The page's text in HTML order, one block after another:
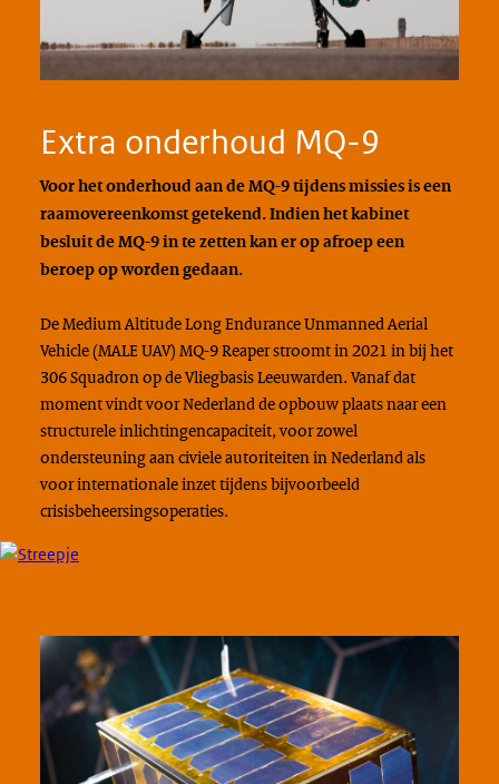
Extra onderhoud MQ-9
Voor het onderhoud aan de MQ-9 tijdens missies is een
raamovereenkomst getekend. Indien het kabinet
besluit de MQ-9 in te zetten kan er op afroep een
beroep op worden gedaan.
De Medium Altitude Long Endurance Unmanned Aerial
Vehicle (MALE UAV) MQ-9 Reaper stroomt in 2021 in bij het
306 Squadron op de Vliegbasis Leeuwarden. Vanaf dat
moment vindt voor Nederland de opbouw plaats naar een
structurele inlichtingencapaciteit, voor zowel
ondersteuning aan civiele autoriteiten in Nederland als
voor internationale inzet tijdens bijvoorbeeld
crisisbeheersingsoperaties.